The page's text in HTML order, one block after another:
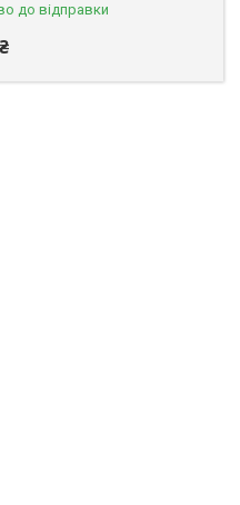
до відправки